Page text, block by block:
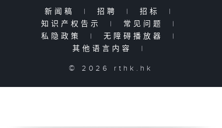
新闻稿 | 招聘 | 招标
|
知识产权告示
| 常见问题
|
私隐政策
| 无障碍播放器
|
其他语言内容
|
© 2026 rthk.hk